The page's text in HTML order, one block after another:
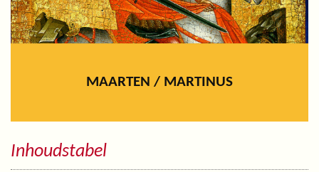
MAARTEN / MARTINUS
Inhoudstabel